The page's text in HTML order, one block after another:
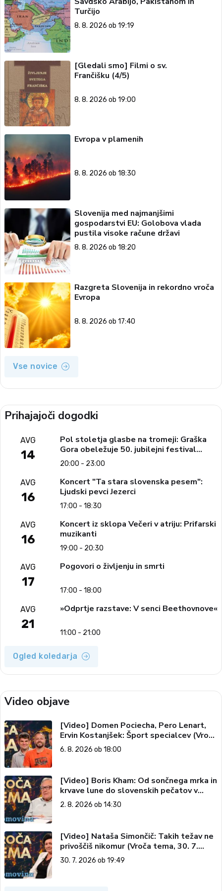
Turčijo
8. 8. 2026 ob 19:19
[Gledali smo] Filmi o sv.
Frančišku (4/5)
8. 8. 2026 ob 19:00
Evropa v plamenih
8. 8. 2026 ob 18:30
Slovenija med najmanjšimi
gospodarstvi EU: Golobova vlada
pustila visoke račune državi
8. 8. 2026 ob 18:20
Razgreta Slovenija in rekordno vroča
Evropa
8. 8. 2026 ob 17:40
Vse novice
Prihajajoči dogodki
AVG
14
Pol stoletja glasbe na tromeji: Graška
Gora obeležuje 50. jubilejni festival
narodno-zabavne glasbe
20:00 - 23:00
AVG
16
Koncert "Ta stara slovenska pesem":
Ljudski pevci Jezerci
17:00 - 18:30
AVG
16
Koncert iz sklopa Večeri v atriju: Prifarski
muzikanti
19:00 - 20:30
AVG
17
Pogovori o življenju in smrti
17:00 - 18:00
AVG
21
»Odprtje razstave: V senci Beethovnove«
11:00 - 21:00
Ogled koledarja
Video objave
[Video] Domen Pociecha, Pero Lenart,
Ervin Kostanjšek: Šport specialcev (Vroča
tema, 6. 8. 2026)
6. 8. 2026 ob 18:00
[Video] Boris Kham: Od sončnega mrka in
krvave lune do slovenskih pečatov v
vesolju (Vroča tema, 2. 8. 2026)
2. 8. 2026 ob 14:30
[Video] Nataša Simončič: Takih težav ne
privoščiš nikomur (Vroča tema, 30. 7.
2026)
30. 7. 2026 ob 19:49